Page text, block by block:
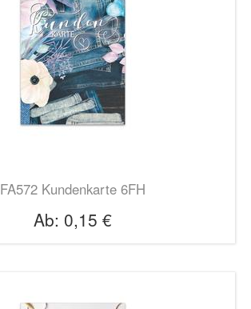
FA572 Kundenkarte 6FH
Ab: 0,15 €